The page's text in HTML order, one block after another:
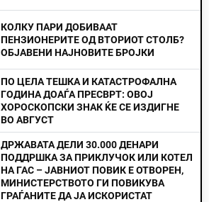
КОЛКУ ПАРИ ДОБИВААТ
ПЕНЗИОНЕРИТЕ ОД ВТОРИОТ СТОЛБ?
ОБЈАВЕНИ НАЈНОВИТЕ БРОЈКИ
ПО ЦЕЛА ТЕШКА И КАТАСТРОФАЛНА
ГОДИНА ДОАЃА ПРЕСВРТ: ОВОЈ
ХОРОСКОПСКИ ЗНАК ЌЕ СЕ ИЗДИГНЕ
ВО АВГУСТ
ДРЖАВАТА ДЕЛИ 30.000 ДЕНАРИ
ПОДДРШКА ЗА ПРИКЛУЧОК ИЛИ КОТЕЛ
НА ГАС – ЈАВНИОТ ПОВИК Е ОТВОРЕН,
МИНИСТЕРСТВОТО ГИ ПОВИКУВА
ГРАЃАНИТЕ ДА ЈА ИСКОРИСТАТ